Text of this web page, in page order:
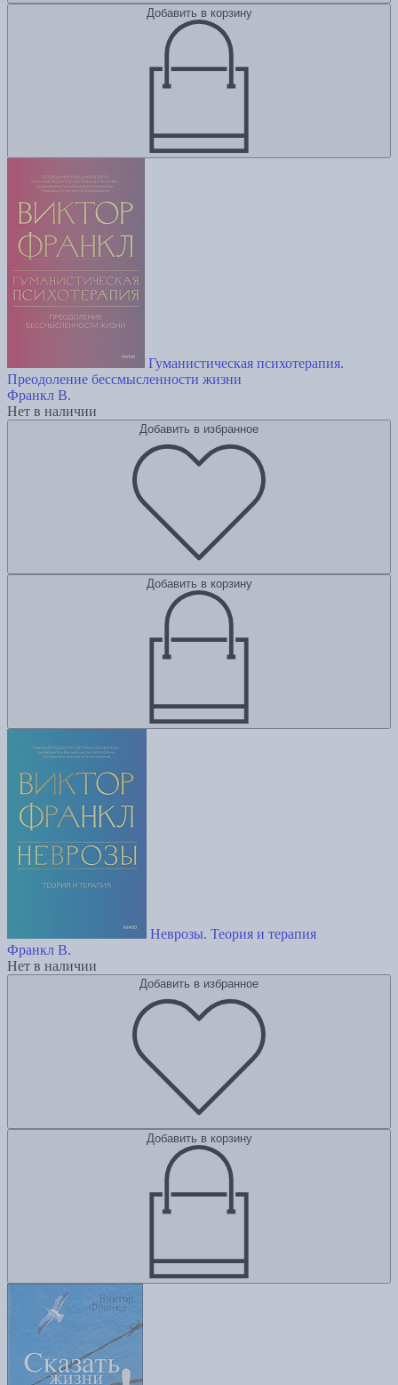
Добавить в корзину
Гуманистическая психотерапия.
Преодоление бессмысленности жизни
Франкл В.
Нет в наличии
Добавить в избранное
Добавить в корзину
Неврозы. Теория и терапия
Франкл В.
Нет в наличии
Добавить в избранное
Добавить в корзину